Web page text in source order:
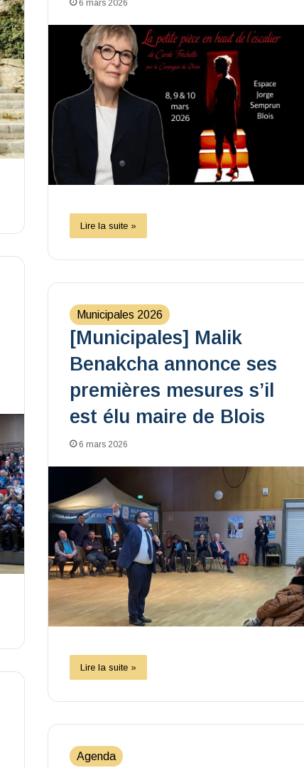
6 mars 2026
Lire la suite »
Municipales 2026
[Municipales] Malik
Benakcha annonce ses
premières mesures s’il
est élu maire de Blois
6 mars 2026
Lire la suite »
Agenda